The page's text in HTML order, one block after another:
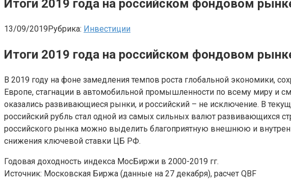
Итоги 2019 года на российском фондовом
13/09/2019Рубрика: Инвестиции
Итоги 2019 года на российском фондовом
В 2019 году на фоне замедления темпов роста глобальной экономики,
Европе, стагнации в автомобильной промышленности по всему миру и
оказались развивающиеся рынки, и российский – не исключение. В
российский рубль стал одной из самых сильных валют развивающихся
российского рынка можно выделить благоприятную внешнюю и
снижения ключевой ставки ЦБ РФ.
Годовая доходность индекса МосБиржи в 2000-2019 гг.
Источник: Московская Биржа (данные на 27 декабря), расчет QBF